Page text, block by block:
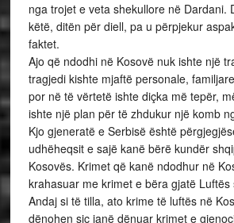
nga trojet e veta shekullore në Dardani.
këtë, ditën për diell, pa u përpjekur
faktet.
Ajo që ndodhi në Kosovë nuk ishte një
tragjedi kishte mjaftë personale,
por në të vërtetë ishte diçka më tepër,
ishte një plan për të zhdukur një komb
Kjo gjeneratë e Serbisë është
udhëheqsit e sajë kanë bërë kundër
Kosovës. Krimet që kanë ndodhur në
krahasuar me krimet e bëra gjatë Luftës
Andaj si të tilla, ato krime të luftës në
dënohen siç janë dënuar krimet e